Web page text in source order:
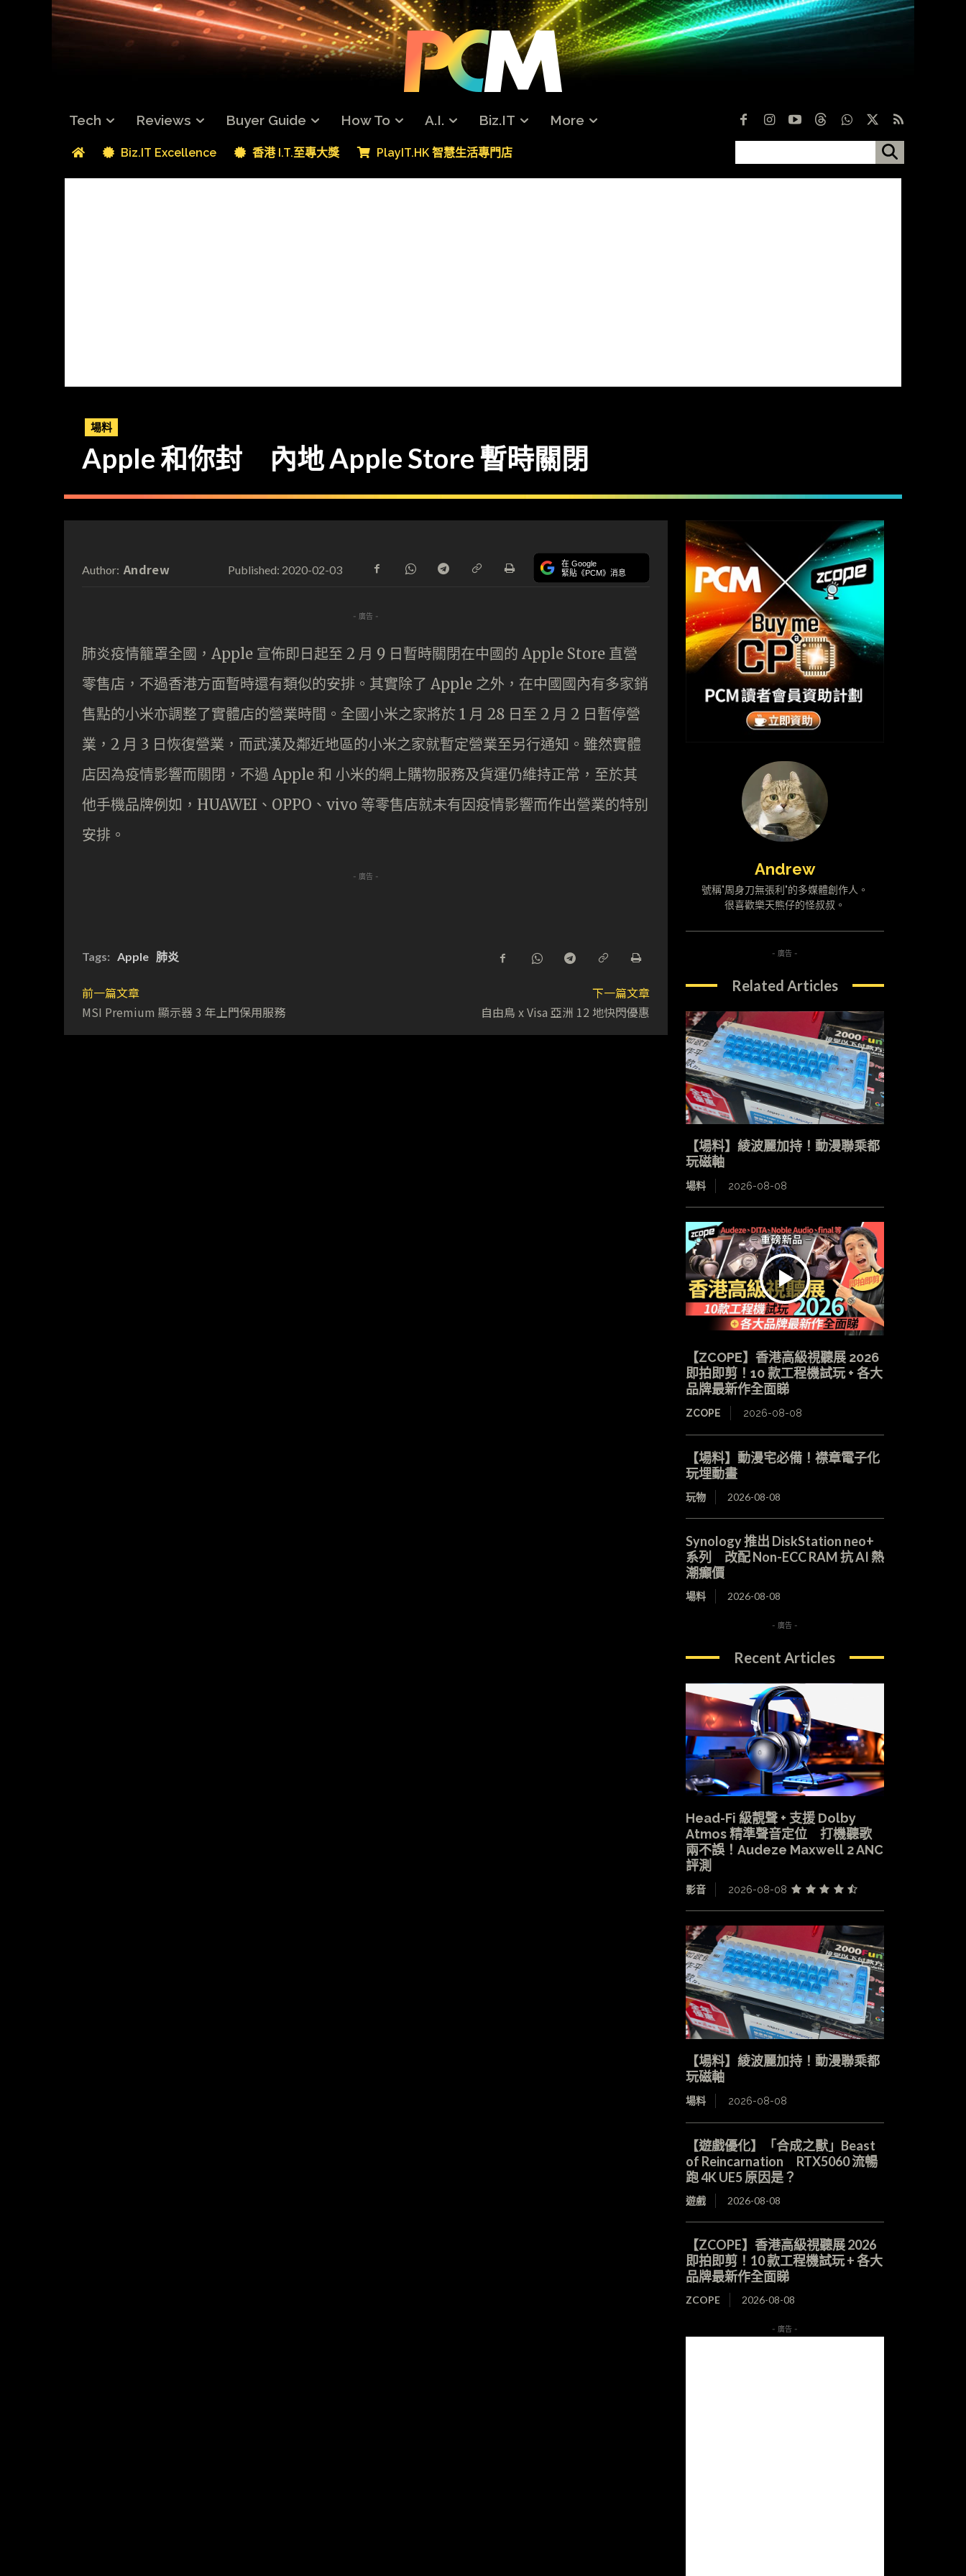
Tech Reviews Buyer Guide How To A.I. Biz.IT More
Biz.IT Excellence 香港 I.T.至專大獎 PlayIT.HK 智慧生活專門店
場料
Apple 和你封 內地 Apple Store 暫時關閉
Author: Andrew Published: 2020-02-03 在 Google
緊貼《PCM》消息
- 廣告 -
肺炎疫情籠罩全國，Apple 宣佈即日起至 2 月 9 日暫時關閉在中國的 Apple Store 直營
零售店，不過香港方面暫時還有類似的安排。其實除了 Apple 之外，在中國國內有多家銷
售點的小米亦調整了實體店的營業時間。全國小米之家將於 1 月 28 日至 2 月 2 日暫停營
業，2 月 3 日恢復營業，而武漢及鄰近地區的小米之家就暫定營業至另行通知。雖然實體
店因為疫情影響而關閉，不過 Apple 和 小米的網上購物服務及貨運仍維持正常，至於其
他手機品牌例如，HUAWEI、OPPO、vivo 等零售店就未有因疫情影響而作出營業的特別
安排。
- 廣告 -
Tags: Apple 肺炎
前一篇文章
MSI Premium 顯示器 3 年上門保用服務
下一篇文章
自由鳥 x Visa 亞洲 12 地快閃優惠
Andrew
號稱"周身刀無張利"的多媒體創作人。
很喜歡樂天熊仔的怪叔叔。
- 廣告 -
Related Articles
【場料】綾波麗加持！動漫聯乘都
玩磁軸
場料 2026-08-08
【ZCOPE】香港高級視聽展 2026
即拍即剪！10 款工程機試玩 + 各大
品牌最新作全面睇
ZCOPE 2026-08-08
【場料】動漫宅必備！襟章電子化
玩埋動畫
玩物 2026-08-08
Synology 推出 DiskStation neo+
系列 改配 Non-ECC RAM 抗 AI 熱
潮癲價
場料 2026-08-08
- 廣告 -
Recent Articles
Head-Fi 級靚聲 + 支援 Dolby
Atmos 精準聲音定位 打機聽歌
兩不誤！Audeze Maxwell 2 ANC
評測
影音 2026-08-08
【場料】綾波麗加持！動漫聯乘都
玩磁軸
場料 2026-08-08
【遊戲優化】「合成之獸」Beast
of Reincarnation RTX5060 流暢
跑 4K UE5 原因是？
遊戲 2026-08-08
【ZCOPE】香港高級視聽展 2026
即拍即剪！10 款工程機試玩 + 各大
品牌最新作全面睇
ZCOPE 2026-08-08
- 廣告 -